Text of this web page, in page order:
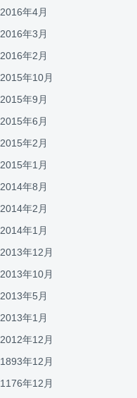
2016年4月
2016年3月
2016年2月
2015年10月
2015年9月
2015年6月
2015年2月
2015年1月
2014年8月
2014年2月
2014年1月
2013年12月
2013年10月
2013年5月
2013年1月
2012年12月
1893年12月
1176年12月